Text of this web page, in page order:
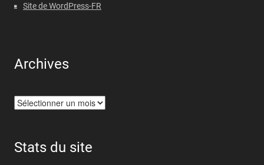
Site de WordPress-FR
Archives
Archives
Stats du site